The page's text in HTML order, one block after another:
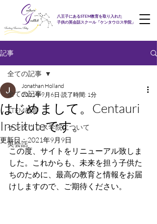
八王子にあるSTEM教育を取り入れた
子供の英会話スクール「ケンタウロス学院」
記事
全ての記事
STEM教育
ケンタウロス学院について
英会話
全ての記事
はじめまして。Centauri
Instituteです。
Jonathan Holland
2021年9月6日 読了時間: 1分
更新日：2021年9月9日
この度、サイトをリニューアル致しま
した。これからも、未来を担う子供た
ちのために、最高の教育と情報をお届
けしますので、ご期待ください。